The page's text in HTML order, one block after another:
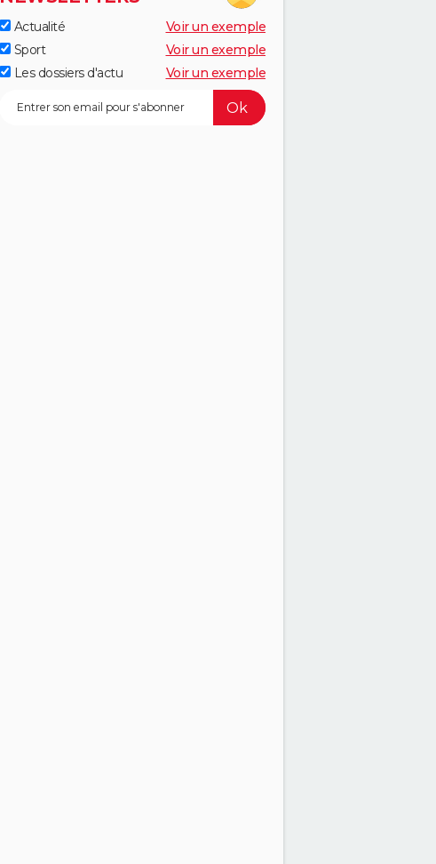
Actualité
Voir un exemple
Sport
Voir un exemple
Les dossiers d'actu
Voir un exemple